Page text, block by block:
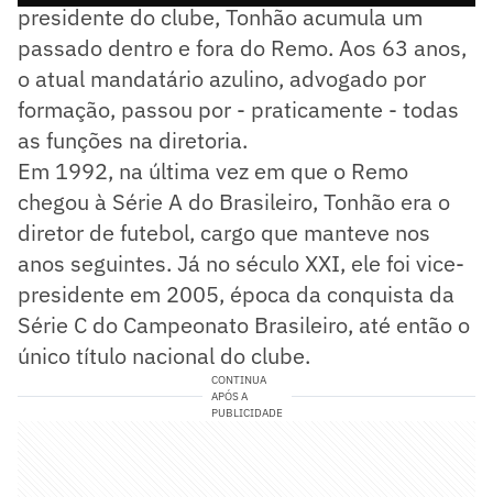
presidente do clube, Tonhão acumula um
passado dentro e fora do Remo. Aos 63 anos,
o atual mandatário azulino, advogado por
formação, passou por - praticamente - todas
as funções na diretoria.
Em 1992, na última vez em que o Remo
chegou à Série A do Brasileiro, Tonhão era o
diretor de futebol, cargo que manteve nos
anos seguintes. Já no século XXI, ele foi vice-
presidente em 2005, época da conquista da
Série C do Campeonato Brasileiro, até então o
único título nacional do clube.
CONTINUA
APÓS A
PUBLICIDADE